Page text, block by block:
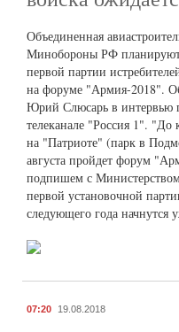
Объединенная
Минобороны РФ планируют
первой партии
на форуме "Армия-2018".
Юрий Слюсарь в интервью
телеканале "Россия 1". "До
на "Патриоте" (парк в
августа пройдет форум
подпишем с
первой установочной
следующего года начнутся
07:20 19.08.2018